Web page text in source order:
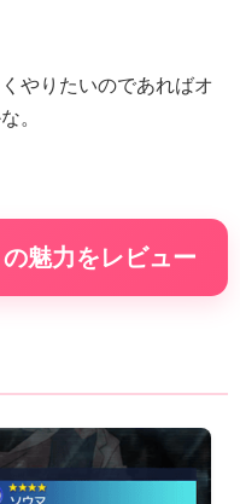
やりたいのであればオ
。
魅力をレビュー